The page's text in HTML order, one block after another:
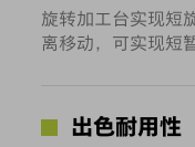
旋转加工台实现短
离移动，可实现短
出色耐用性